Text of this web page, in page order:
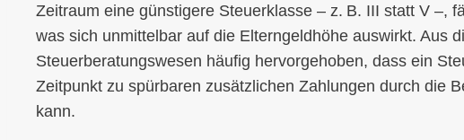
Zeitraum eine günstigere Steuerklasse – z. B. III statt V –,
was sich unmittelbar auf die Elterngeldhöhe auswirkt. Aus
Steuerberatungswesen häufig hervorgehoben, dass ein
Zeitpunkt zu spürbaren zusätzlichen Zahlungen durch die
kann.